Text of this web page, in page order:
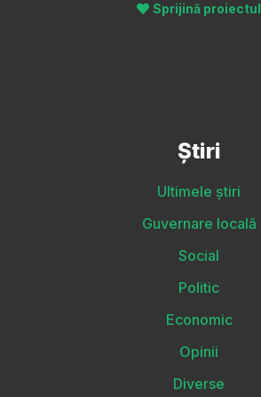
Sprijină proiectul
Știri
Ultimele știri
Guvernare locală
Social
Politic
Economic
Opinii
Diverse